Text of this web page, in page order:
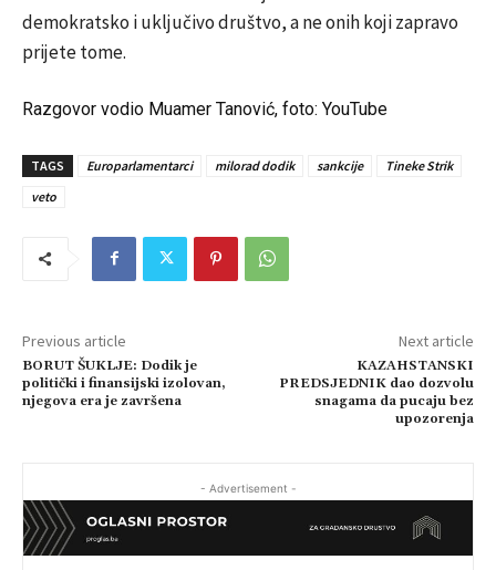
demokratsko i uključivo društvo, a ne onih koji zapravo
prijete tome.
Razgovor vodio Muamer Tanović, foto: YouTube
TAGS Europarlamentarci milorad dodik sankcije
Tineke Strik
veto
Previous article
BORUT ŠUKLJE: Dodik je
politički i finansijski izolovan,
njegova era je završena
Next article
KAZAHSTANSKI
PREDSJEDNIK dao dozvolu
snagama da pucaju bez
upozorenja
- Advertisement -